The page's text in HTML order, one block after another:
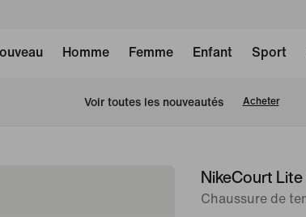
Homme Femme Enfant Sport
Voir toutes les nouveautés Acheter
image 1NikeCourt
Chaussure de